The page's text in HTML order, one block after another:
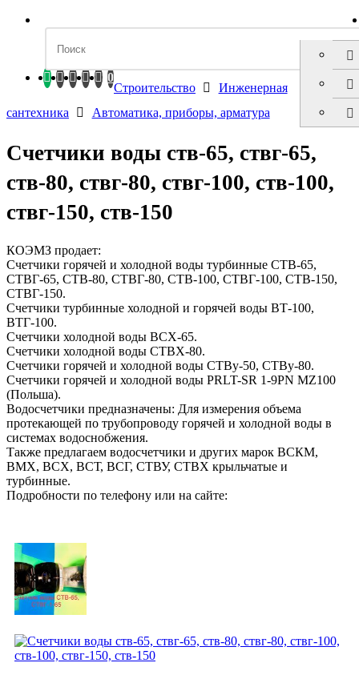
0
Строительство
Инженерная
сантехника
Автоматика, приборы, арматура
Счетчики воды ств-65, ствг-65,
ств-80, ствг-80, ствг-100, ств-100,
ствг-150, ств-150
КОЭМЗ продает:
Счетчики горячей и холодной воды турбинные СТВ-65,
СТВГ-65, СТВ-80, СТВГ-80, СТВ-100, СТВГ-100, СТВ-150,
СТВГ-150.
Счетчики турбинные холодной и горячей воды ВТ-100,
ВТГ-100.
Счетчики холодной воды ВСХ-65.
Счетчики холодной воды СТВХ-80.
Счетчики горячей и холодной воды СТВу-50, СТВу-80.
Счетчики горячей и холодной воды PRLT-SR 1-9PN MZ100
(Польша).
Водосчетчики предназначены: Для измерения объема
протекающей по трубопроводу горячей и холодной воды в
системах водоснобжения.
Также предлагаем водосчетчики и других марок ВСКМ,
ВМХ, ВСХ, ВСТ, ВСГ, СТВУ, СТВХ крыльчатые и
турбинные.
Подробности по телефону или на сайте: